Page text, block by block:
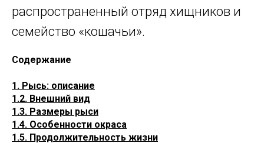
распространенный отряд хищников и
семейство «кошачьи».
Содержание
1. Рысь: описание
1.2. Внешний вид
1.3. Размеры рыси
1.4. Особенности окраса
1.5. Продолжительность жизни